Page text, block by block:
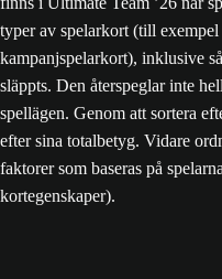
typer av spelarkort (till
kampanjspelarkort), inklusive
släppts. Den återspeglar inte
spellägen. Genom att sortera
efter sina totalbetyg. Vidare
faktorer som baseras på
kortegenskaper).